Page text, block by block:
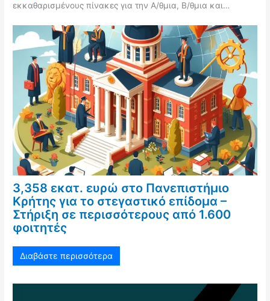
εκκαθαρισμένους πίνακες για την Α/θμια, Β/θμια και…
3,358 εκατ. ευρώ στο Πανεπιστήμιο
Κρήτης για το στεγαστικό επίδομα –
Στήριξη σε περισσότερους από 1.600
φοιτητές
Διαβάστε περισσότερα